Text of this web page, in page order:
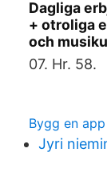
Dagliga
+ otroliga
och
07. Hr. 58.
Bygg en app
Jyri